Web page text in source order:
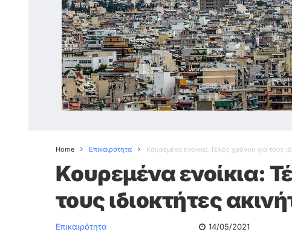
Home Επικαιρότητα Κουρεμένα ενοίκια: Τέλος χρόνου για τους
Κουρεμένα ενοίκια:
τους ιδιοκτήτες
Επικαιρότητα 14/05/2021